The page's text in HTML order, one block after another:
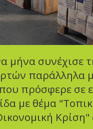
μήνα συνέχισε
παράλληλα
πρόσφερε σε
με θέμα